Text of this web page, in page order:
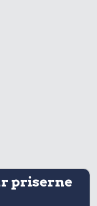
priserne